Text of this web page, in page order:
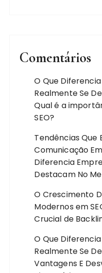
Comentários
O Que
Realmente Se
Qual é a
SEO?
Tendências Que
Comunicação
Diferencia
Destacam No
O Crescimento
Modernos em
Crucial de
O Que
Realmente Se
Vantagens E